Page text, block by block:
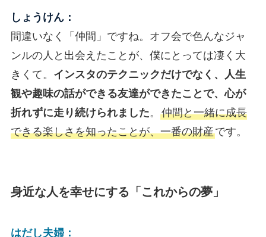
しょうけん：
間違いなく「仲間」ですね。オフ会で色んなジャ
ンルの人と出会えたことが、僕にとっては凄く大
きくて。 インスタのテクニックだけでなく、人生
観や趣味の話ができる友達ができたことで、心が
折れずに走り続けられました。 仲間と一緒に成長
できる楽しさを知ったことが、一番の財産です。
身近な人を幸せにする「これからの夢」
はだし夫婦：